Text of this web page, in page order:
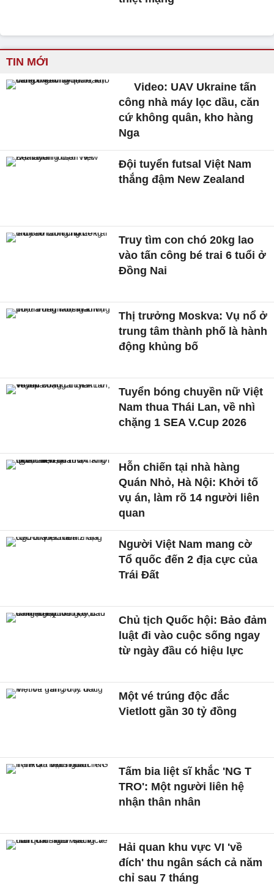
TIN MỚI
Video: UAV Ukraine tấn
công nhà máy lọc dầu, căn
cứ không quân, kho hàng
Nga
Đội tuyển futsal Việt Nam
thắng đậm New Zealand
Truy tìm con chó 20kg lao
vào tấn công bé trai 6 tuổi ở
Đồng Nai
Thị trưởng Moskva: Vụ nổ ở
trung tâm thành phố là hành
động khủng bố
Tuyển bóng chuyền nữ Việt
Nam thua Thái Lan, về nhì
chặng 1 SEA V.Cup 2026
Hỗn chiến tại nhà hàng
Quán Nhỏ, Hà Nội: Khởi tố
vụ án, làm rõ 14 người liên
quan
Người Việt Nam mang cờ
Tổ quốc đến 2 địa cực của
Trái Đất
Chủ tịch Quốc hội: Bảo đảm
luật đi vào cuộc sống ngay
từ ngày đầu có hiệu lực
Một vé trúng độc đắc
Vietlott gần 30 tỷ đồng
Tấm bia liệt sĩ khắc 'NG T
TRO': Một người liên hệ
nhận thân nhân
Hải quan khu vực VI 'về
đích' thu ngân sách cả năm
chỉ sau 7 tháng